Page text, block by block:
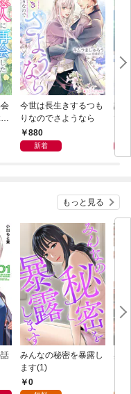
今世は長生きするつも
りなのでさようなら
880
新着
話
で
もっと見る
みんなの秘密を暴露し
ます(1)
0
異